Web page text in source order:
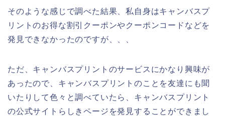
そのような感じで調べた結果、私自身はキャンバスプ
リントのお得な割引クーポンやクーポンコードなどを
発見できなかったのですが、、、
ただ、キャンバスプリントのサービスにかなり興味が
あったので、キャンバスプリントのことを友達にも聞
いたりして色々と調べていたら、キャンバスプリント
の公式サイトらしきページを発見することができまし